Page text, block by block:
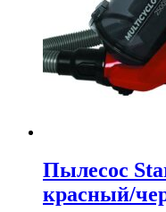
Пылесос
красный/